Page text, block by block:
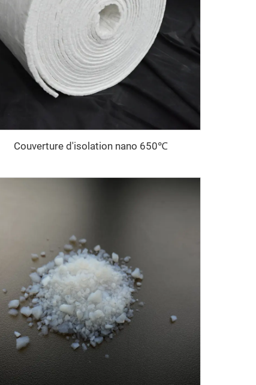
Couverture d'isolation nano 650℃